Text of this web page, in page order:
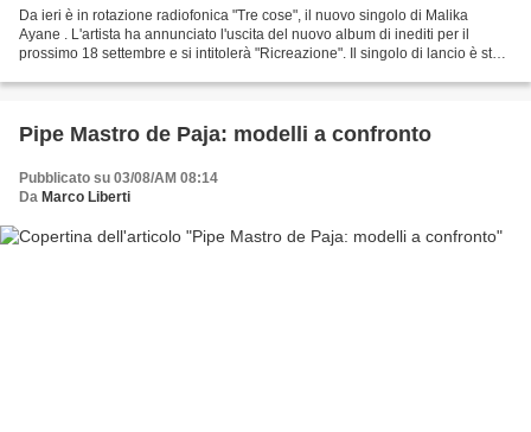
Da ieri è in rotazione radiofonica "Tre cose", il nuovo singolo di Malika
Ayane . L'artista ha annunciato l'uscita del nuovo album di inediti per il
prossimo 18 settembre e si intitolerà "Ricreazione". Il singolo di lancio è stato
Pipe Mastro de Paja: modelli a confronto
Pubblicato su 03/08/AM 08:14
Da Marco Liberti